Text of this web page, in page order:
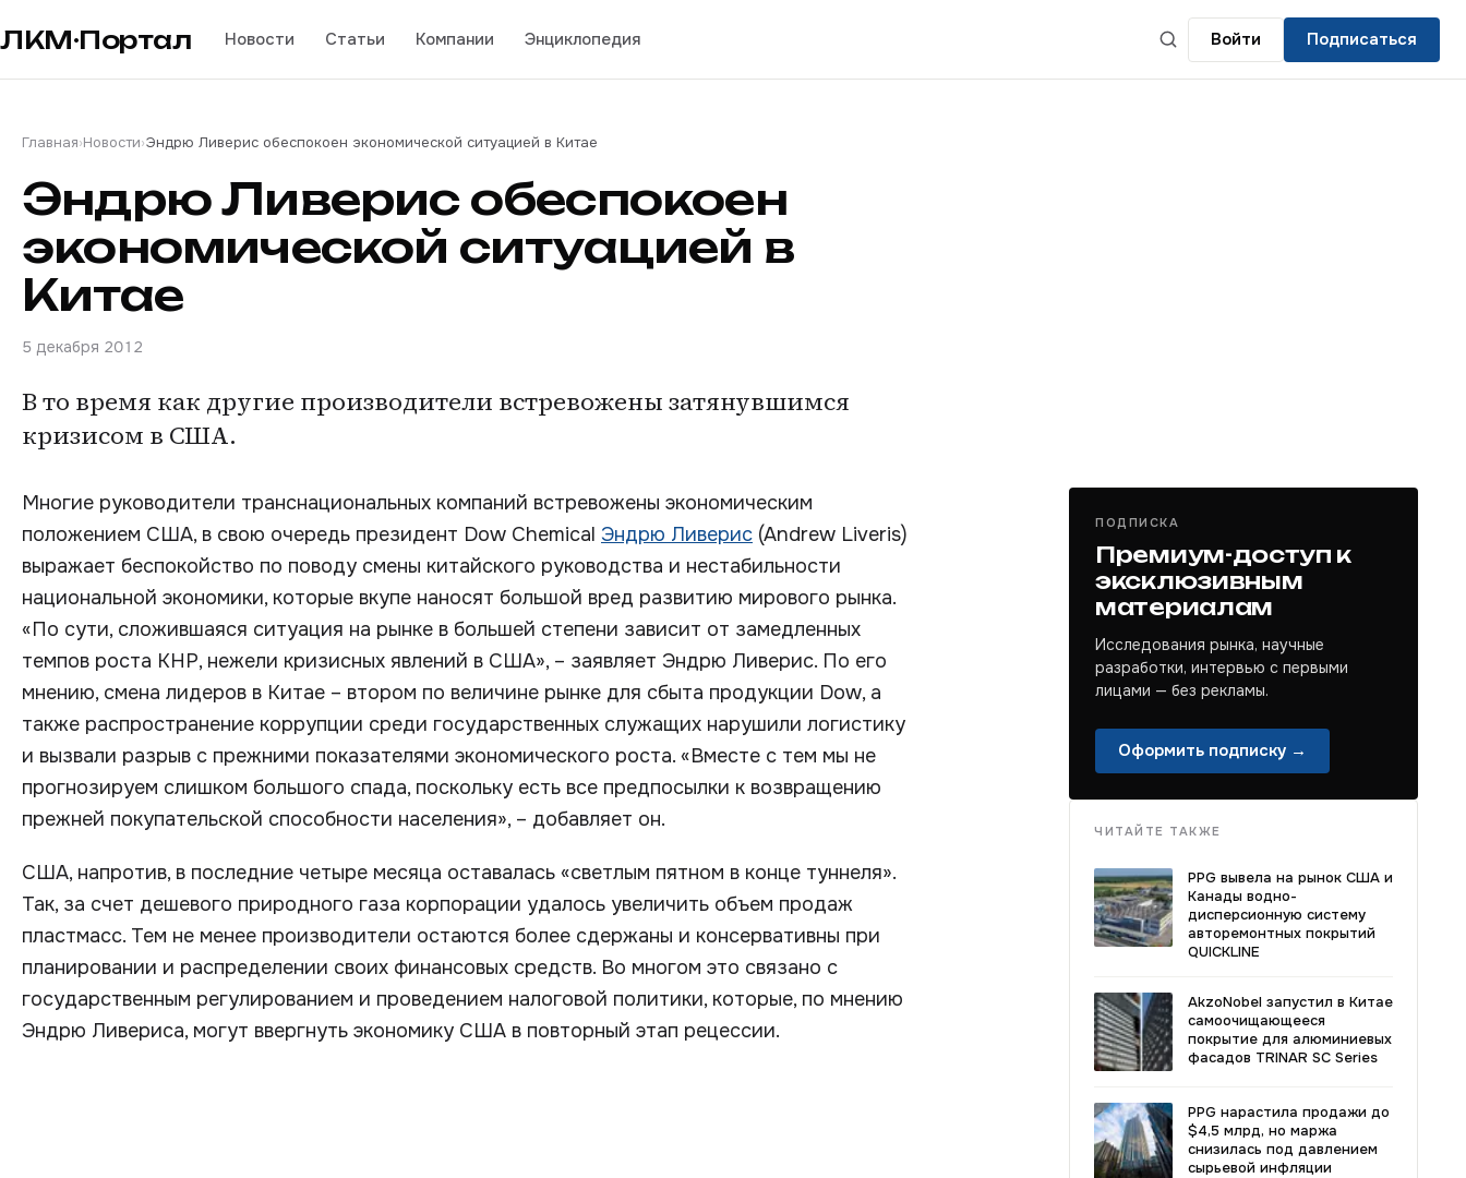
ЛКМ·Портал Новости Статьи Компании Энциклопедия Войти Подписаться
Главная›Новости›Эндрю Ливерис обеспокоен экономической ситуацией в Китае
Эндрю Ливерис обеспокоен
экономической ситуацией в
Китае
5 декабря 2012
В то время как другие производители встревожены затянувшимся
кризисом в США.
Многие руководители транснациональных компаний встревожены экономическим
положением США, в свою очередь президент Dow Chemical Эндрю Ливерис (Andrew Liveris)
выражает беспокойство по поводу смены китайского руководства и нестабильности
национальной экономики, которые вкупе наносят большой вред развитию мирового рынка.
«По сути, сложившаяся ситуация на рынке в большей степени зависит от замедленных
темпов роста КНР, нежели кризисных явлений в США», – заявляет Эндрю Ливерис. По его
мнению, смена лидеров в Китае – втором по величине рынке для сбыта продукции Dow, а
также распространение коррупции среди государственных служащих нарушили логистику
и вызвали разрыв с прежними показателями экономического роста. «Вместе с тем мы не
прогнозируем слишком большого спада, поскольку есть все предпосылки к возвращению
прежней покупательской способности населения», – добавляет он.
США, напротив, в последние четыре месяца оставалась «светлым пятном в конце туннеля».
Так, за счет дешевого природного газа корпорации удалось увеличить объем продаж
пластмасс. Тем не менее производители остаются более сдержаны и консервативны при
планировании и распределении своих финансовых средств. Во многом это связано с
государственным регулированием и проведением налоговой политики, которые, по мнению
Эндрю Ливериса, могут ввергнуть экономику США в повторный этап рецессии.
ПОДПИСКА
Премиум-доступ к
эксклюзивным
материалам
Исследования рынка, научные
разработки, интервью с первыми
лицами — без рекламы.
Оформить подписку →
ЧИТАЙТЕ ТАКЖЕ
PPG вывела на рынок США и
Канады водно-
дисперсионную систему
авторемонтных покрытий
QUICKLINE
AkzoNobel запустил в Китае
самоочищающееся
покрытие для алюминиевых
фасадов TRINAR SC Series
PPG нарастила продажи до
$4,5 млрд, но маржа
снизилась под давлением
сырьевой инфляции